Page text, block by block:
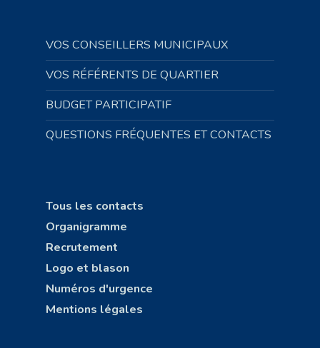
VOS CONSEILLERS MUNICIPAUX
VOS RÉFÉRENTS DE QUARTIER
BUDGET PARTICIPATIF
QUESTIONS FRÉQUENTES ET CONTACTS
Tous les contacts
Organigramme
Recrutement
Logo et blason
Numéros d'urgence
Mentions légales